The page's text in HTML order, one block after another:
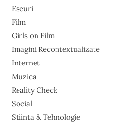
Eseuri
Film
Girls on Film
Imagini Recontextualizate
Internet
Muzica
Reality Check
Social
Stiinta & Tehnologie